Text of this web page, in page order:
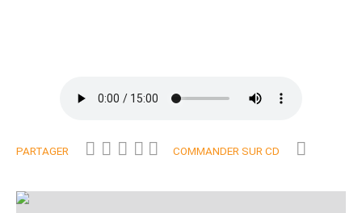
PARTAGER COMMANDER SUR CD